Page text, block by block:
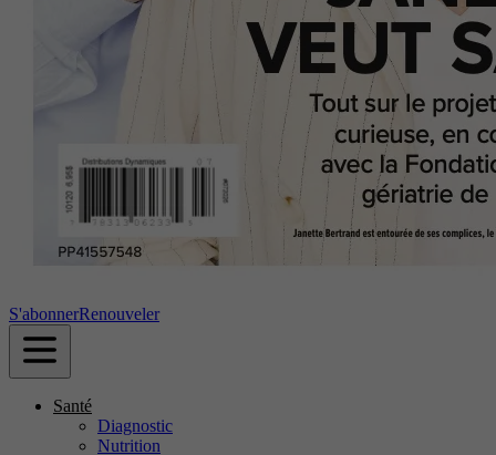
S'abonnerRenouveler
Santé
Diagnostic
Nutrition